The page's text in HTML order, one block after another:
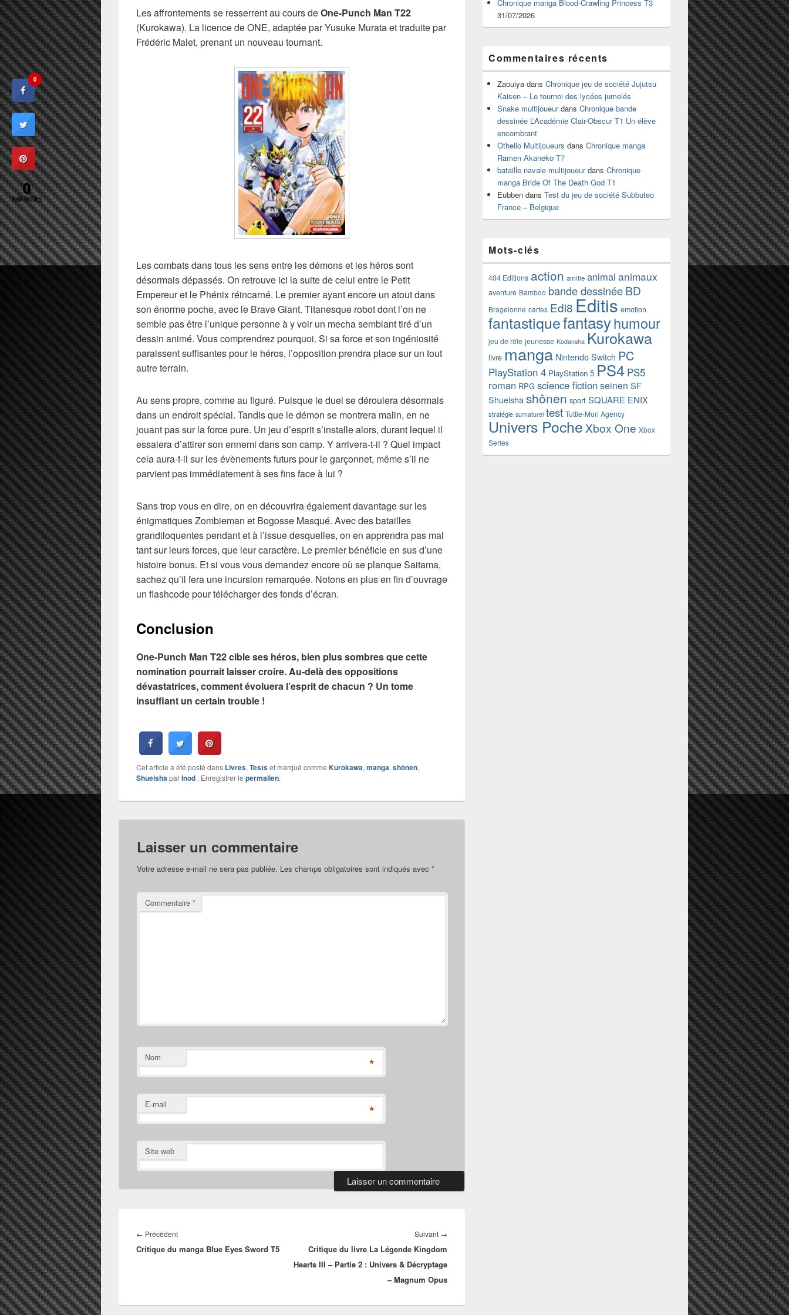
Les affrontements se resserrent au cours deOne-Punch Man T22
(Kurokawa). La licence de ONE, adaptée par Yusuke Murata et traduite par
Frédéric Malet, prenant un nouveau tournant.
Les combats dans tous les sens entre les démons et les héros sont
désormais dépassés. On retrouve ici la suite de celui entre le Petit
Empereur et le Phénix réincarné. Le premier ayant encore un atout dans
son énorme poche, avec le Brave Giant. Titanesque robot dont l’on ne
semble pas être l’unique personne à y voir un mecha semblant tiré d’un
dessin animé. Vous comprendrez pourquoi. Si sa force et son ingéniosité
paraissent suffisantes pour le héros, l’opposition prendra place sur un tout
autre terrain.
Au sens propre, comme au figuré. Puisque le duel se déroulera désormais
dans un endroit spécial. Tandis que le démon se montrera malin, en ne
jouant pas sur la force pure. Un jeu d’esprit s’installe alors, durant lequel il
essaiera d’attirer son ennemi dans son camp. Y arrivera-t-il ? Quel impact
cela aura-t-il sur les évènements futurs pour le garçonnet, même s’il ne
parvient pas immédiatement à ses fins face à lui ?
Sans trop vous en dire, on en découvrira également davantage sur les
énigmatiques Zombieman et Bogosse Masqué. Avec des batailles
grandiloquentes pendant et à l’issue desquelles, on en apprendra pas mal
tant sur leurs forces, que leur caractère. Le premier bénéficie en sus d’une
histoire bonus. Et si vous vous demandez encore où se planque Saitama,
sachez qu’il fera une incursion remarquée. Notons en plus en fin d’ouvrage
un flashcode pour télécharger des fonds d’écran.
Conclusion
One-Punch Man T22 cible ses héros, bien plus sombres que cette
nomination pourrait laisser croire. Au-delà des oppositions
dévastatrices, comment évoluera l’esprit de chacun ? Un tome
insufflant un certain trouble !
Cet article a été posté dans Livres, Testset marqué comme Kurokawa, manga, shônen,
ShueishaparInod . Enregistrer le permalien.
Laisser un commentaire
Votre adresse e-mail ne sera pas publiée. Les champs obligatoires sont indiqués avec *
Commentaire *
Nom *
E-mail *
Site web
de
l’article
← PrécédentArticle
précédent :
Critique du manga Blue Eyes Sword T5
Suivant →
Critique du livre La Légende Kingdom
Hearts III – Partie 2 : Univers & Décryptage
– Magnum Opus
Chronique manga Blood-Crawling Princess T3
31/07/2026
Commentaires récents
Zaouiya dans Chronique jeu de société Jujutsu
Kaisen – Le tournoi des lycées jumelés
Snake multijoueurdans Chronique bande
dessinée L’Académie Clair-Obscur T1 Un élève
encombrant
Othello Multijoueurs dans Chronique manga
Ramen Akaneko T7
bataille navale multijoueurdans Chronique
manga Bride Of The Death God T1
Eubben dans Test du jeu de société Subbuteo
France – Belgique
Mots-clés
404 Editions action amitie animal animaux
aventure Bamboo bande dessinéeBD
Bragelonne cartes Edi8 Editis emotion
fantastiquefantasyhumour
jeu de rôle jeunesse Kodansha Kurokawa
livre manga Nintendo Switch PC
PlayStation 4 PlayStation 5 PS4 PS5
roman RPG science fictionseinen SF
Shueisha shônen sport SQUARE ENIX
stratégie surnaturel test Tuttle-Mori Agency
Univers Poche Xbox One Xbox
Series
0
0
PARTAGES